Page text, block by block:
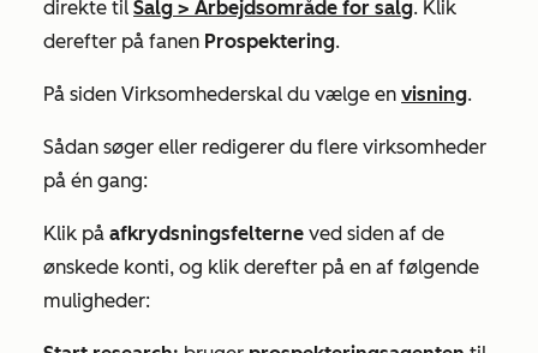
direkte til Salg > Arbejdsområde for salg. Klik
derefter på fanen Prospektering.
På siden Virksomhederskal du vælge en visning.
Sådan søger eller redigerer du flere virksomheder
på én gang:
Klik på afkrydsningsfelterne ved siden af de
ønskede konti, og klik derefter på en af følgende
muligheder: